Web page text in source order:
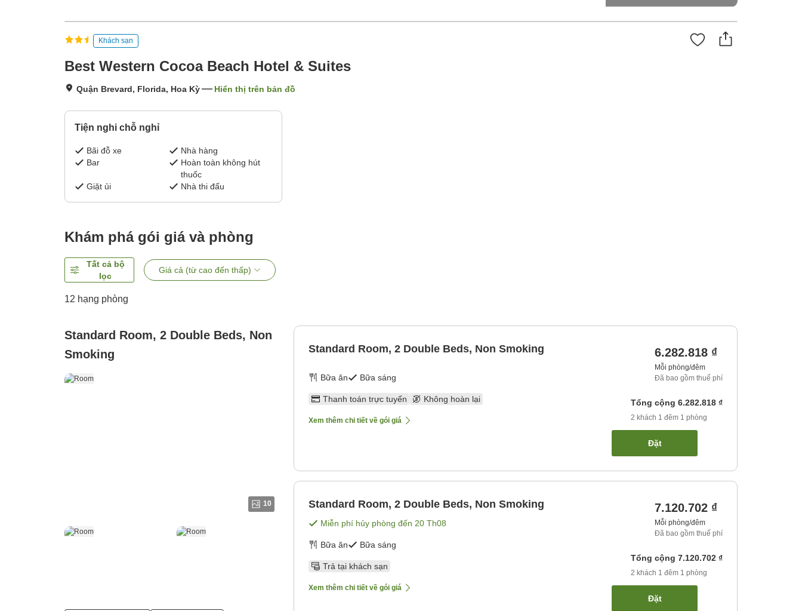
Khách sạn
Best Western Cocoa Beach Hotel & Suites
Quận Brevard, Florida, Hoa Kỳ Hiển thị trên bản đồ
Tiện nghi chỗ nghỉ
Bãi đỗ xe
Nhà hàng
Bar
Hoàn toàn không hút
thuốc
Giặt ủi
Nhà thi đấu
Khám phá gói giá và phòng
Tất cả bộ
lọc
Giá cả (từ cao đến thấp)
12 hạng phòng
Standard Room, 2 Double Beds, Non
Smoking
10
Standard Room, 2 Double Beds, Non Smoking
Bữa ăn Bữa sáng
Thanh toán trực tuyến Không hoàn lại
Xem thêm chi tiết về gói giá
6.282.818 ₫
Mỗi phòng/đêm
Đã bao gồm thuế phí
Tổng cộng 6.282.818 ₫
2 khách 1 đêm 1 phòng
Đặt
Standard Room, 2 Double Beds, Non Smoking
Miễn phí hủy phòng đến 20 Th08
Bữa ăn Bữa sáng
Trả tại khách sạn
Xem thêm chi tiết về gói giá
7.120.702 ₫
Mỗi phòng/đêm
Đã bao gồm thuế phí
Tổng cộng 7.120.702 ₫
2 khách 1 đêm 1 phòng
Đặt